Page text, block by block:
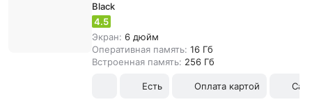
Black
4.5
Экран: 6 дюйм
Оперативная память: 16 Гб
Встроенная память: 256 Гб
Есть Оплата картой